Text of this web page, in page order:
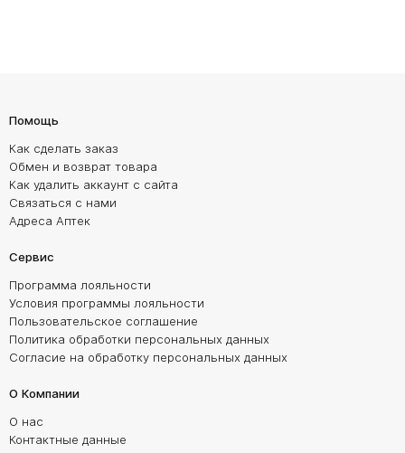
Помощь
Как сделать заказ
Обмен и возврат товара
Как удалить аккаунт с сайта
Связаться с нами
Адреса Аптек
Сервис
Программа лояльности
Условия программы лояльности
Пользовательское соглашение
Политика обработки персональных данных
Согласие на обработку персональных данных
О Компании
О нас
Контактные данные